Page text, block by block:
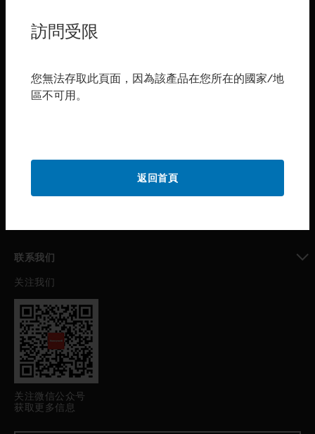
toggle view
行业
toggle view
联系我们
toggle view
关注我们
关注微信公众号
获取更多信息
訪問受限
您無法存取此頁面，因為該產品在您所在的國家/地
區不可用。
返回首頁